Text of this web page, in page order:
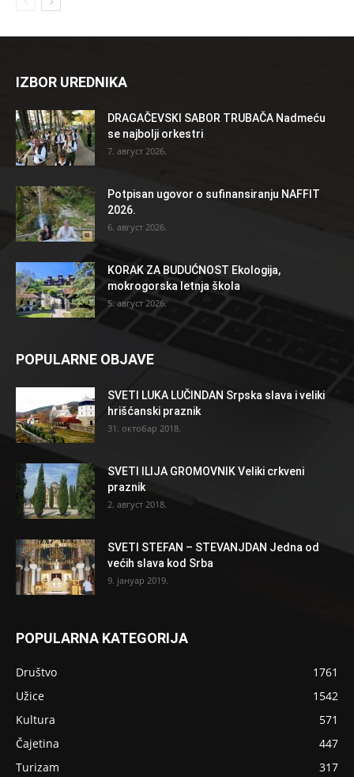
IZBOR UREDNIKA
DRAGAČEVSKI SABOR TRUBAČA Nadmeću
se najbolji orkestri
7. август 2026.
Potpisan ugovor o sufinansiranju NAFFIT
2026.
6. август 2026.
KORAK ZA BUDUĆNOST Ekologija,
mokrogorska letnja škola
5. август 2026.
POPULARNE OBJAVE
SVETI LUKA LUČINDAN Srpska slava i veliki
hrišćanski praznik
31. октобар 2018.
SVETI ILIJA GROMOVNIK Veliki crkveni
praznik
2. август 2018.
SVETI STEFAN – STEVANJDAN Jedna od
većih slava kod Srba
9. јануар 2019.
POPULARNA KATEGORIJA
Društvo
1761
Užice
1542
Kultura
571
Čajetina
447
Turizam
317